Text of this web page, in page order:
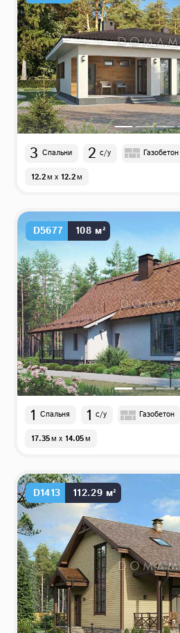
3 Спальни 2 с/у Газобетон
12.2м x 12.2м
D5677 108 м²
1 Спальня 1 с/у Газобетон
17.35м x 14.05м
D1413 112.29 м²